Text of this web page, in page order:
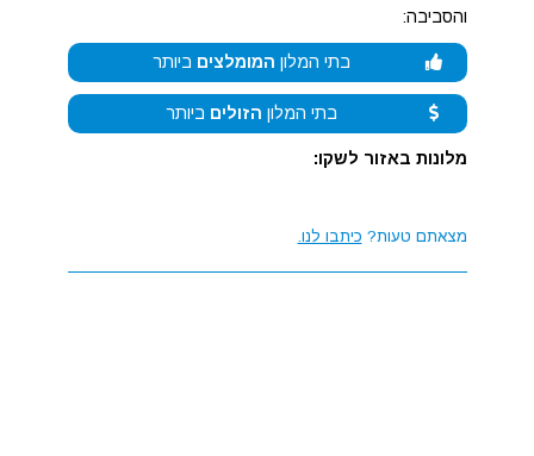
והסביבה:
בתי המלון המומלצים ביותר
בתי המלון הזולים ביותר
מלונות באזור לשקו:
מצאתם טעות? כיתבו לנו.